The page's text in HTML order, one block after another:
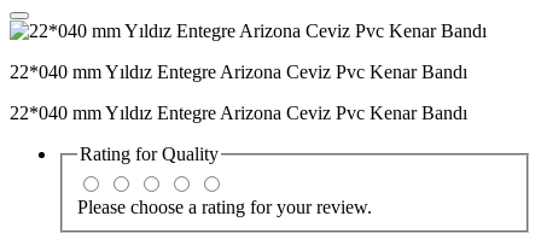
22*040 mm Yıldız Entegre Arizona Ceviz Pvc Kenar Bandı
22*040 mm Yıldız Entegre Arizona Ceviz Pvc Kenar Bandı
Rating forQuality
Please choose a rating for your review.